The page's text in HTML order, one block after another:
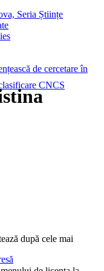
Seria Științe
de cercetare în
CNCS
după cele mai